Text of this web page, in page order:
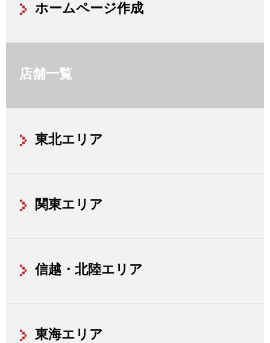
ホームページ作成
店舗一覧
東北エリア
関東エリア
信越・北陸エリア
東海エリア